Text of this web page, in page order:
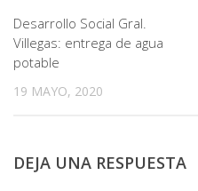
Desarrollo Social Gral.
Villegas: entrega de agua
potable
19 MAYO, 2020
DEJA UNA RESPUESTA